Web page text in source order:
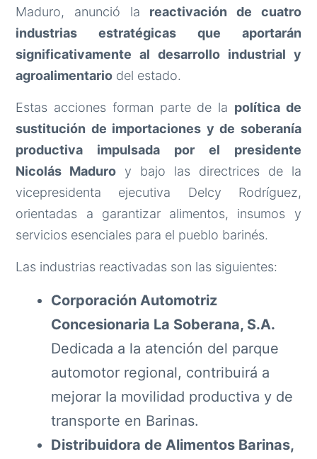
Maduro, anunció la reactivación de cuatro
industrias estratégicas que aportarán
significativamente al desarrollo industrial y
agroalimentario del estado.
Estas acciones forman parte de la política de
sustitución de importaciones y de soberanía
productiva impulsada por el presidente
Nicolás Maduro y bajo las directrices de la
vicepresidenta ejecutiva Delcy Rodríguez,
orientadas a garantizar alimentos, insumos y
servicios esenciales para el pueblo barinés.
Las industrias reactivadas son las siguientes:
Corporación Automotriz
Concesionaria La Soberana, S.A.
Dedicada a la atención del parque
automotor regional, contribuirá a
mejorar la movilidad productiva y de
transporte en Barinas.
Distribuidora de Alimentos Barinas,